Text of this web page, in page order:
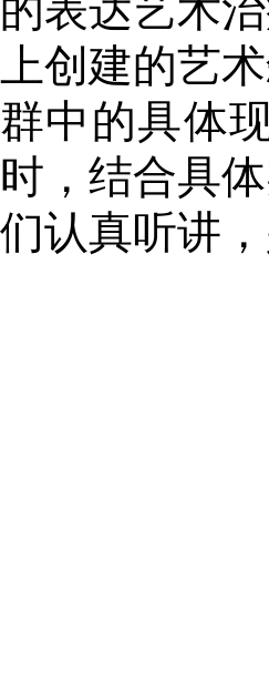
的表达艺术
上创建的艺
群中的具体
时，结合具
们认真听讲，